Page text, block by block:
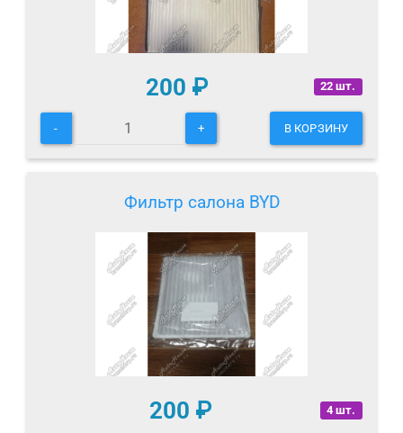
22 шт.
200 ₽
- + В КОРЗИНУ
Фильтр салона BYD
4 шт.
200 ₽